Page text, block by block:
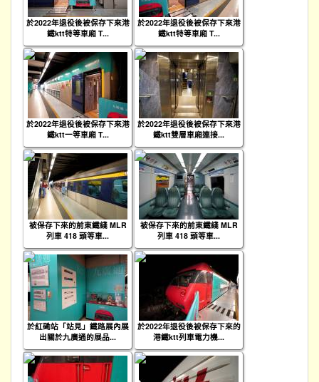
於2022年退役後被保存下來港
鐵ktt特等車廂 T...
於2022年退役後被保存下來港
鐵ktt特等車廂 T...
於2022年退役後被保存下來港
鐵ktt一等車廂 T...
於2022年退役後被保存下來港
鐵ktt雙層車廂連接...
被保存下來的前東鐵綫 MLR
列車 418 頭等車...
被保存下來的前東鐵綫 MLR
列車 418 頭等車...
於紅磡站「站見」鐵路展內展
出關於九廣通的展品...
於2022年退役後被保存下來的
港鐵ktt列車電力機...